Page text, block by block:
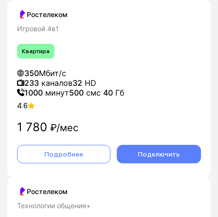
Ростелеком
Игровой 4в1
Квартира
350Мбит/с
233 каналов32 HD
1000 минут500 смс 40 Гб
4.6
1 780 ₽/мес
Подробнее Подключить
Ростелеком
Технологии общения+